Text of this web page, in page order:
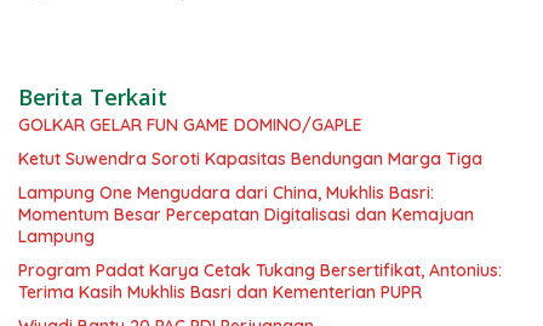
Berita Terkait
GOLKAR GELAR FUN GAME DOMINO/GAPLE
Ketut Suwendra Soroti Kapasitas Bendungan Marga Tiga
Lampung One Mengudara dari China, Mukhlis Basri:
Momentum Besar Percepatan Digitalisasi dan Kemajuan
Lampung
Program Padat Karya Cetak Tukang Bersertifikat, Antonius:
Terima Kasih Mukhlis Basri dan Kementerian PUPR